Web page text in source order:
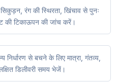
रंग की स्थिरता, खिंचाव से पुनः
की टिकाऊपन की जांच करें।
निर्धारण से बचने के लिए मात्रा, गंतव्य,
डिलीवरी समय भेजें।